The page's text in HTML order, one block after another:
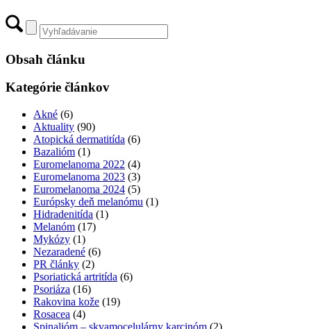
Obsah článku
Kategórie článkov
Akné (6)
Aktuality (90)
Atopická dermatitída (6)
Bazalióm (1)
Euromelanoma 2022 (4)
Euromelanoma 2023 (3)
Euromelanoma 2024 (5)
Európsky deň melanómu (1)
Hidradenitída (1)
Melanóm (17)
Mykózy (1)
Nezaradené (6)
PR články (2)
Psoriatická artritída (6)
Psoriáza (16)
Rakovina kože (19)
Rosacea (4)
Spinalióm – skvamocelulárny karcinóm (2)